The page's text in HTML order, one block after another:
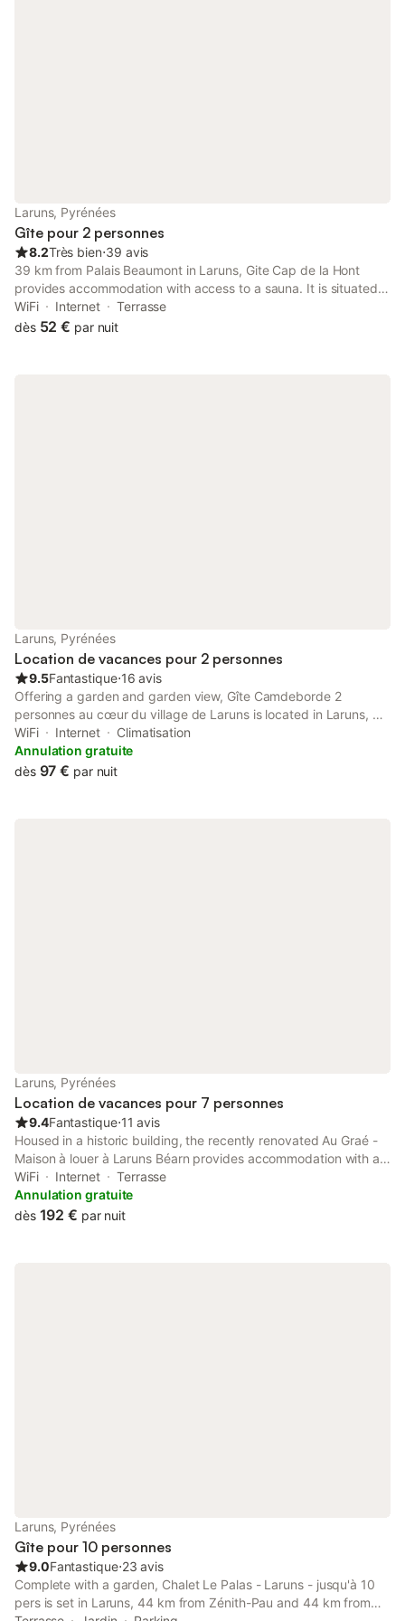
Laruns, Pyrénées
Gîte pour 2 personnes
8.2Très bien⋅39 avis
39 km from Palais Beaumont in Laruns, Gite Cap de la Hont
provides accommodation with access to a sauna. It is situated
44 km from Zénith-Pau and offers a shared kitchen.
WiFi Internet
Terrasse
dès 52 € par nuit
Laruns, Pyrénées
Location de vacances pour 2 personnes
9.5Fantastique⋅16 avis
Offering a garden and garden view, Gîte Camdeborde 2
personnes au cœur du village de Laruns is located in Laruns, 50
km from Basilica of Our Lady of the Rosary and 43 km from
Palais des Sports de Pau.
WiFi Internet
Climatisation
Annulation gratuite
dès 97 € par nuit
Laruns, Pyrénées
Location de vacances pour 7 personnes
9.4Fantastique⋅11 avis
Housed in a historic building, the recently renovated Au Graé -
Maison à louer à Laruns Béarn provides accommodation with a
garden and free WiFi. The property features garden and quiet
street views, and is 44 km from Zénith-Pau.
WiFi Internet
Terrasse
Annulation gratuite
dès 192 € par nuit
Laruns, Pyrénées
Gîte pour 10 personnes
9.0Fantastique⋅23 avis
Complete with a garden, Chalet Le Palas - Laruns - jusqu'à 10
pers is set in Laruns, 44 km from Zénith-Pau and 44 km from